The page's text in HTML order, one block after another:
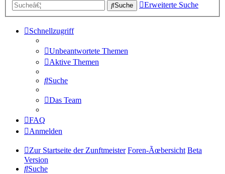
Suche Erweiterte Suche
Schnellzugriff
Unbeantwortete Themen
Aktive Themen
Suche
Das Team
FAQ
Anmelden
Zur Startseite der Zunftmeister Foren-Ãœbersicht Beta
Version
Suche